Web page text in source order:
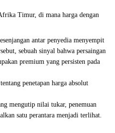
Timur, di mana harga dengan
antar penyedia menyempit
sebuah sinyal bahwa persaingan
premium yang persisten pada
penetapan harga absolut
mengutip nilai tukar, penemuan
satu perantara menjadi terlihat.